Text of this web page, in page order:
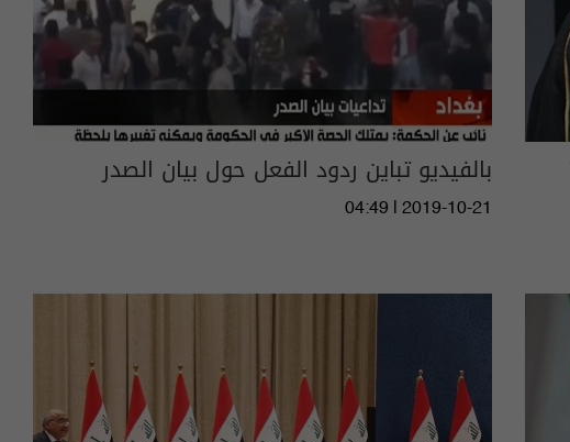
بالفيديو تباين ردود الفعل حول بيان الصدر
04:49 | 2019-10-21